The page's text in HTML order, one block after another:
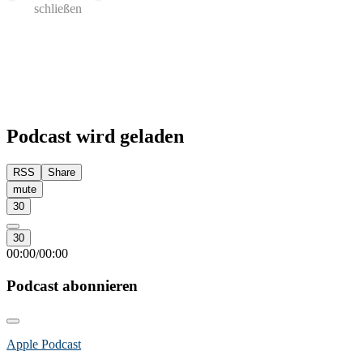
schließen
Podcast wird geladen
RSS
Share
mute
30
30
00:00/00:00
Podcast abonnieren
Apple Podcast